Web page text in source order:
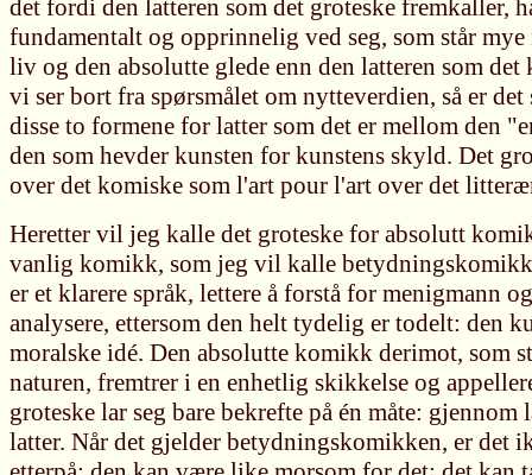
det fordi den latteren som det groteske fremkaller,
fundamentalt og opprinnelig ved seg, som står
liv og den absolutte glede enn den latteren som
vi ser bort fra spørsmålet om nytteverdien, så er
disse to formene for latter som det er mellom den
den som hevder kunsten for kunstens skyld. Det
over det komiske som l'art pour l'art over det
Heretter vil jeg kalle det groteske for absolutt
vanlig komikk, som jeg vil kalle
er et klarere språk, lettere å forstå for menigmann
analysere, ettersom den helt tydelig er todelt: den
moralske idé. Den absolutte komikk derimot, som
naturen, fremtrer i en enhetlig skikkelse og
groteske lar seg bare bekrefte på én måte: gjennom
latter. Når det gjelder betydningskomikken, er det